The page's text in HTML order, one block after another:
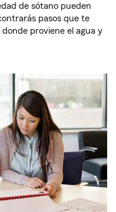
de sótano pueden
pasos que te
proviene el agua y